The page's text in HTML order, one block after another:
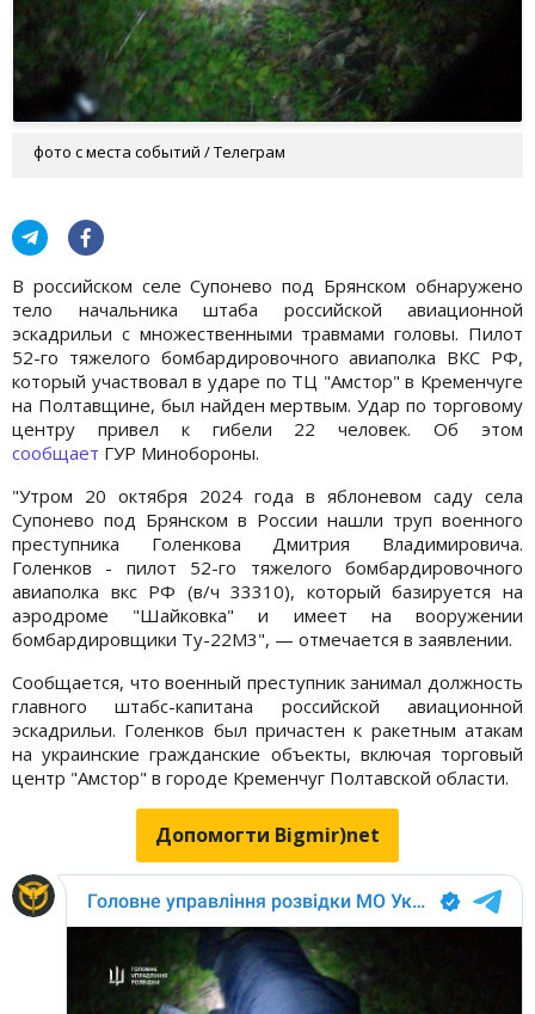
фото с места событий / Телеграм
В российском селе Супонево под Брянском обнаружено
тело начальника штаба российской авиационной
эскадрильи с множественными травмами головы. Пилот
52-го тяжелого бомбардировочного авиаполка ВКС РФ,
который участвовал в ударе по ТЦ "Амстор" в Кременчуге
на Полтавщине, был найден мертвым. Удар по торговому
центру привел к гибели 22 человек. Об этом
сообщает ГУР Минобороны.
"Утром 20 октября 2024 года в яблоневом саду села
Супонево под Брянском в России нашли труп военного
преступника Голенкова Дмитрия Владимировича.
Голенков - пилот 52-го тяжелого бомбардировочного
авиаполка вкс РФ (в/ч 33310), который базируется на
аэродроме "Шайковка" и имеет на вооружении
бомбардировщики Ту-22М3", — отмечается в заявлении.
Сообщается, что военный преступник занимал должность
главного штабс-капитана российской авиационной
эскадрильи. Голенков был причастен к ракетным атакам
на украинские гражданские объекты, включая торговый
центр "Амстор" в городе Кременчуг Полтавской области.
Допомогти Bigmir)net